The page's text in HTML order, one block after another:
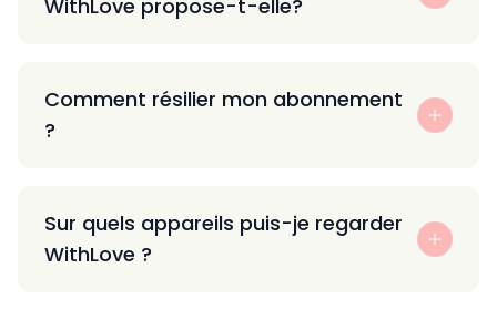
WithLove propose-t-elle?
Comment résilier mon abonnement
?
Sur quels appareils puis-je regarder
WithLove ?